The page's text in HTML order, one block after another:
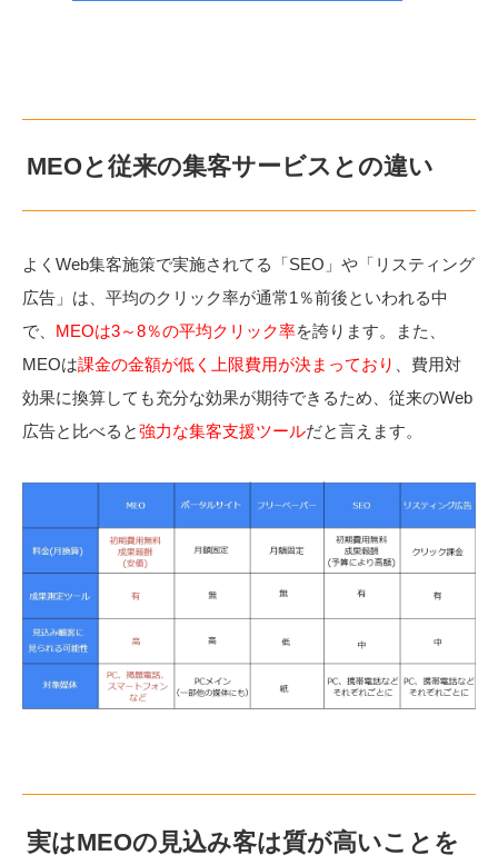
MEOと従来の集客サービスとの違い
よくWeb集客施策で実施されてる「SEO」や「リスティング
広告」は、平均のクリック率が通常1％前後といわれる中
で、 MEOは3～8％の平均クリック率を誇ります。また、
MEOは課金の金額が低く上限費用が決まっており
、費用対
効果に換算しても充分な効果が期待できるため、従来のWeb
広告と比べると強力な集客支援ツールだと言えます。
実はMEOの見込み客は質が高いことを